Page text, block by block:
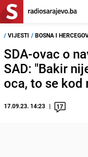
/ VIJESTI / BOSNA I
SDA-ovac o
SAD: "Bakir
oca, to se kod
17.09.23. 14:23 17